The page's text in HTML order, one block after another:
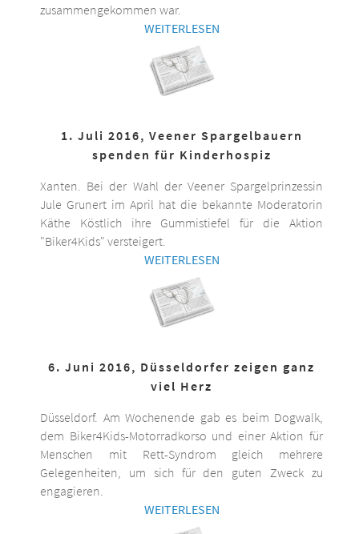
zusammengekommen war.
WEITERLESEN
1. Juli 2016, Veener Spargelbauern
spenden für Kinderhospiz
Xanten. Bei der Wahl der Veener Spargelprinzessin
Jule Grunert im April hat die bekannte Moderatorin
Käthe Köstlich ihre Gummistiefel für die Aktion
"Biker4Kids" versteigert.
WEITERLESEN
6. Juni 2016, Düsseldorfer zeigen ganz
viel Herz
Düsseldorf. Am Wochenende gab es beim Dogwalk,
dem Biker4Kids-Motorradkorso und einer Aktion für
Menschen mit Rett-Syndrom gleich mehrere
Gelegenheiten, um sich für den guten Zweck zu
engagieren.
WEITERLESEN